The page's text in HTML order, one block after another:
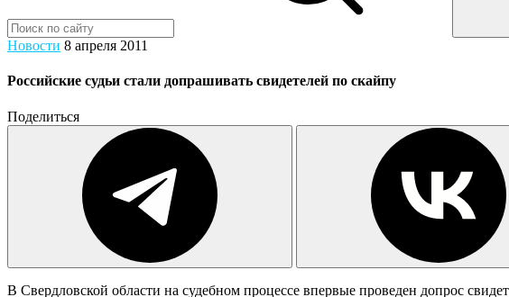
Новости 8 апреля 2011
Российские судьи стали допрашивать свидетелей по скайпу
Поделиться
В Свердловской области на судебном процессе впервые проведен допрос